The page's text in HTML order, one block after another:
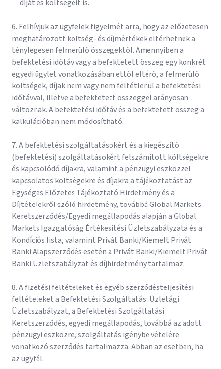
díját és költségeit is.
6. Felhívjuk az ügyfelek figyelmét arra, hogy az előzetesen
meghatározott költség- és díjmértékek eltérhetnek a
ténylegesen felmerülő összegektől. Amennyiben a
befektetési időtáv vagy a befektetett összeg egy konkrét
egyedi ügylet vonatkozásában ettől eltérő, a felmerülő
költségek, díjak nem vagy nem feltétlenül a befektetési
időtávval, illetve a befektetett összeggel arányosan
változnak. A befektetési időtáv és a befektetett összeg a
kalkulációban nem módosítható.
7. A befektetési szolgáltatásokért és a kiegészítő
(befektetési) szolgáltatásokért felszámított költségekre
és kapcsolódó díjakra, valamint a pénzügyi eszközzel
kapcsolatos költségekre és díjakra a tájékoztatást az
Egységes Előzetes Tájékoztató Hirdetmény és a
Díjtételekről szóló hirdetmény, továbbá Global Markets
Keretszerződés/Egyedi megállapodás alapján a Global
Markets Igazgatóság Értékesítési Üzletszabályzata és a
Kondíciós lista, valamint Privát Banki/Kiemelt Privát
Banki Alapszerződés esetén a Privát Banki/Kiemelt Privát
Banki Üzletszabályzat és díjhirdetmény tartalmaz.
8. A fizetési feltételeket és egyéb szerződésteljesítési
feltételeket a Befektetési Szolgáltatási Üzletági
Üzletszabályzat, a Befektetési Szolgáltatási
Keretszerződés, egyedi megállapodás, továbbá az adott
pénzügyi eszközre, szolgáltatás igénybe vételére
vonatkozó szerződés tartalmazza. Abban az esetben, ha
az ügyfél.